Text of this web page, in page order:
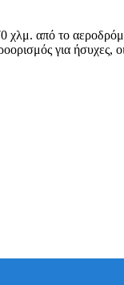
από το
για ήσυχες,